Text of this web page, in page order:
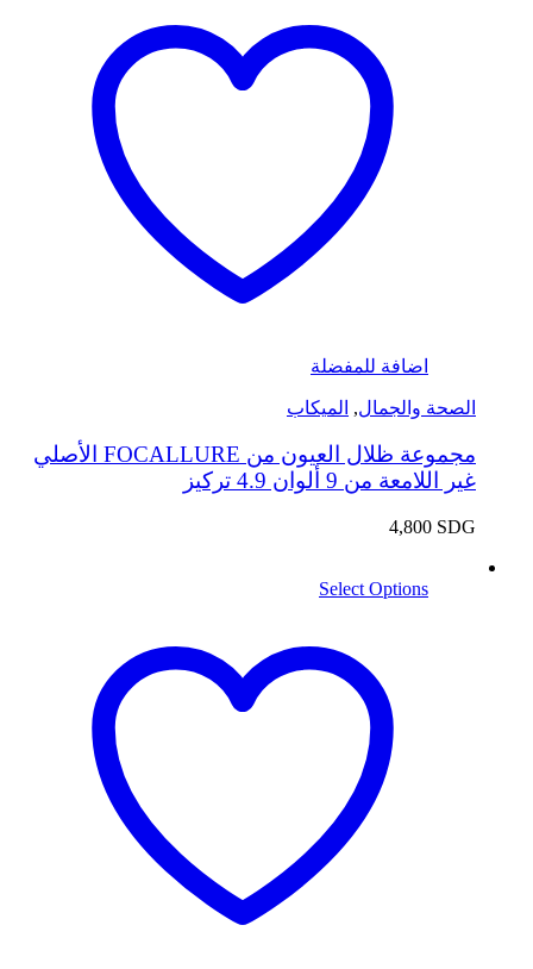
اضافة للمفضلة
الصحة والجمال, الميكاب
مجموعة ظلال العيون من FOCALLURE الأصلي
غير اللامعة من 9 ألوان 4.9 تركيز
4,800 SDG
Select Options